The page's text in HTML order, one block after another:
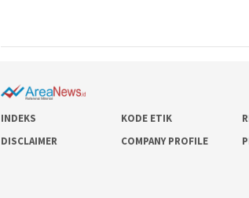
INDEKS KODE ETIK
DISCLAIMER
COMPANY PROFILE